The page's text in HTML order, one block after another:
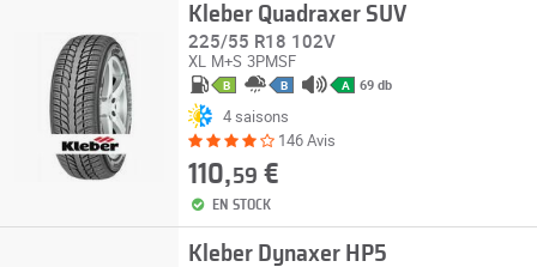
Kleber Quadraxer SUV
225/55 R18 102V
XL M+S 3PMSF
B B A 69 db
4 saisons
146 Avis
110,59 €
EN STOCK
Kleber Dynaxer HP5